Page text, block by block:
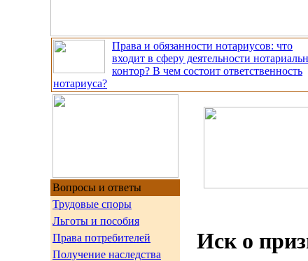
Права и обязанности нотариусов: что
входит в сферу деятельности
контор? В чем состоит ответственность
нотариуса?
Вопросы и ответы
Трудовые споры
Льготы и пособия
Права потребителей
Получение наследства
Иск о